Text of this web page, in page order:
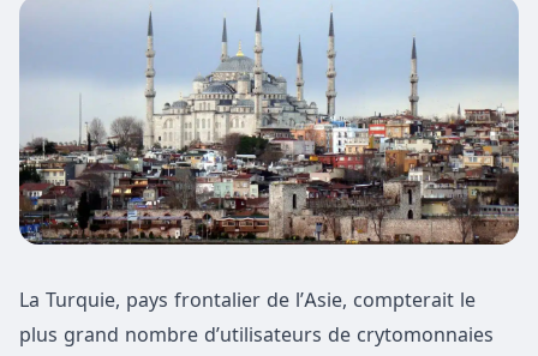
La Turquie, pays frontalier de l’Asie, compterait le
plus grand nombre d’utilisateurs de crytomonnaies